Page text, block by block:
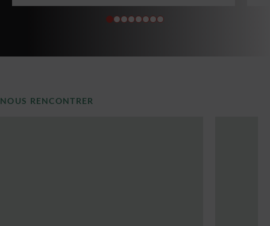
NOUS RENCONTRER